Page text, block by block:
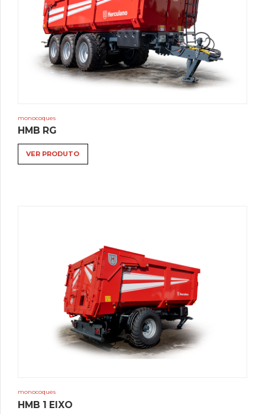
monocoques
HMB RG
VER PRODUTO
monocoques
HMB 1 EIXO